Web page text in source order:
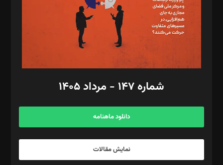
طراح یونیفرم: مجید توکلی
فیلمبرداری و عکاسی: امیر شفیعی، مانی لطفی زاده
گرافیک و صفحه‌آرایی: سید‌سبحان‌علی ثابت
مد‌یر توسعه تجاری: کامبیز برید‌
امور مالی: شاپور رهبری، محمد‌ کاظمی‌نیا
آگهی و مشترکین: ۰۹۱۹۹۹۹۰۴۵۴
شماره ۱۴۷ - مرداد ۱۴۰۵
دانلود ماهنامه
نمایش مقالات